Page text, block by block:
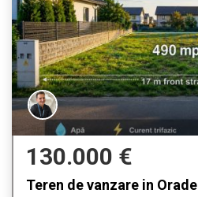
130.000 €
Teren de vanzare in